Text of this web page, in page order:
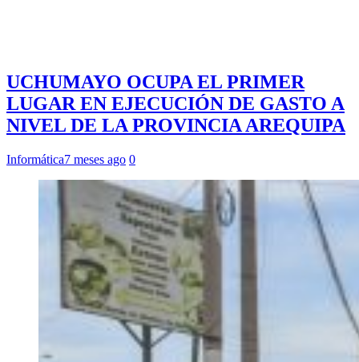
UCHUMAYO OCUPA EL PRIMER
LUGAR EN EJECUCIÓN DE GASTO A
NIVEL DE LA PROVINCIA AREQUIPA
Informática7 meses ago 0